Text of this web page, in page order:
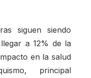
siguen siendo
a 12% de la
en la salud
principal